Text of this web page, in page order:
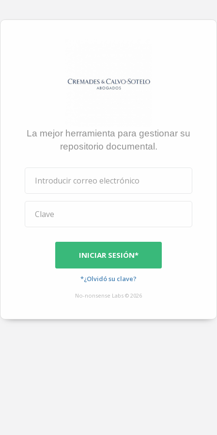
La mejor herramienta para gestionar su
repositorio documental.
INICIAR SESIÓN*
*¿Olvidó su clave?
No-nonsense Labs © 2026